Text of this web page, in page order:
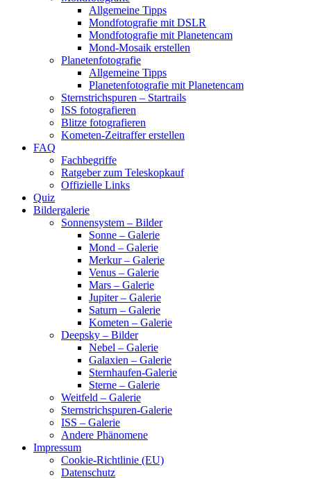
Allgemeine Tipps
Mondfotografie mit DSLR
Mondfotografie mit Planetencam
Mond-Mosaik erstellen
Planetenfotografie
Allgemeine Tipps
Planetenfotografie mit Planetencam
Sternstrichspuren – Startrails
ISS fotografieren
Blitze fotografieren
Kometen-Zeitraffer erstellen
FAQ
Fachbegriffe
Ratgeber zum Teleskopkauf
Offizielle Links
Quiz
Bildergalerie
Sonnensystem – Bilder
Sonne – Galerie
Mond – Galerie
Merkur – Galerie
Venus – Galerie
Mars – Galerie
Jupiter – Galerie
Saturn – Galerie
Kometen – Galerie
Deepsky – Bilder
Nebel – Galerie
Galaxien – Galerie
Sternhaufen-Galerie
Sterne – Galerie
Weitfeld – Galerie
Sternstrichspuren-Galerie
ISS – Galerie
Andere Phänomene
Impressum
Cookie-Richtlinie (EU)
Datenschutz